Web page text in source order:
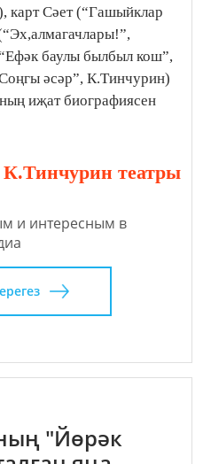
карт Сәет (“Гашыйклар
баулы былбыл кош”,
әсәр”, К.Тинчурин)
иҗат биографиясен
К.Тинчурин театры
и интересным в
"Йөрәк